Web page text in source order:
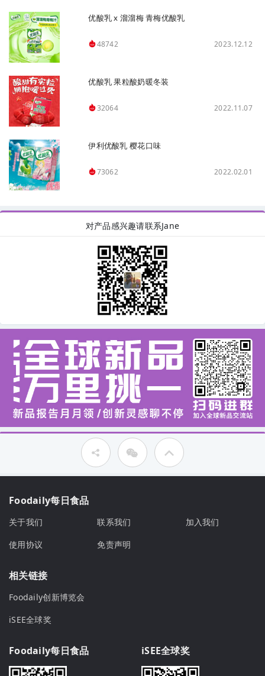
优酸乳 x 溜溜梅 青梅优酸乳
48742 2023.12.12
优酸乳 果粒酸奶暖冬装
32064 2022.11.07
伊利优酸乳 樱花口味
73062 2022.02.01
对产品感兴趣请联系Jane
Foodaily每日食品
关于我们 联系我们
加入我们
使用协议
免责声明
相关链接
Foodaily创新博览会
iSEE全球奖
Foodaily每日食品 iSEE全球奖